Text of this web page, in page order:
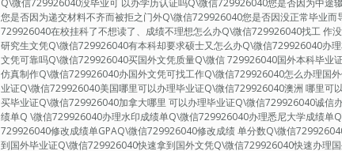
您是否因为递交材料不齐而被拒之门外Q\微信729926040您是否因没正常毕业
729926040在校挂科了不想读了、成绩不理想怎么办Q\微信729926040找工 作
研究生文凭Q\微信729926040有本科却要求硕士又怎么办Q\微信729926040办
文凭可靠吗Q\微信729926040买国外文凭质量Q\微信 729926040国外本科毕业
仿真制作Q\微信729926040办国外文凭可找工作Q\微信729926040怎么办理国
业证Q\微信729926040美国哪里可以办理毕业证Q\微信729926040澳洲 哪里可
买毕业证Q\微信729926040加拿大哪里 可以办理毕业证Q\微信729926040诚信
绩单Q \微信729926040办理水印成绩单Q\微信729926040办理悉尼大学成绩单
729926040修改成绩单GPAQ\微信729926040修改成绩 单分数Q\微信
到国外毕业证Q\微信729926040快速拿到国外文凭Q\微信729926040快速办理